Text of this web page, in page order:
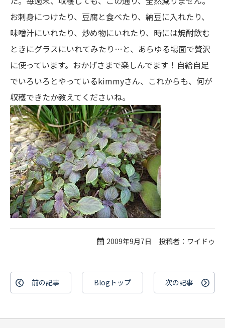
お刺身につけたり、豆腐と食べたり、納豆に入れたり、
味噌汁にいれたり、炒め物にいれたり、時には焼酎飲む
ときにグラスにいれてみたり…と、あらゆる場面で贅沢
に使っています。おかげさまで楽しんでます！自給自足
でいろいろとやっているkimmyさん、これからも、何が
収穫できたか教えてくださいね。
2009年9月7日 投稿者：ワイドゥ
前の記事 Blogトップ 次の記事